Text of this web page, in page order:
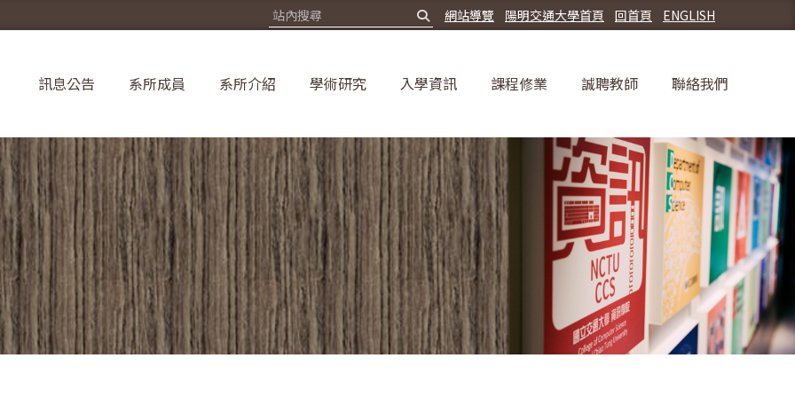
ENGLISH
回首頁
陽明交通大學首頁
網站導覽
訊息公告 系所成員 系所介紹 學術研究 入學資訊 課程修業 誠聘教師 聯絡我們